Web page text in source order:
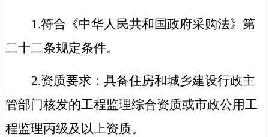
1.符合《中华人民共和国政府采购法》第
二十二条规定条件。
2.资质要求： 具备住房和城乡建设行政主
管部门核发的工程监理综合资质或市政公用工
程监理丙级及以上资质。